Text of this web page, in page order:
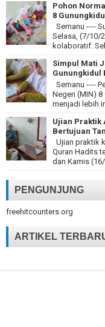
Pohon
8
Semanu ----
Selasa, (7/10/
kolaboratif.
Simpul Mati
Gunungkidul
Semanu ----
Negeri (MIN)
menjadi lebih
Ujian Praktik
Bertujuan
Ujian praktik
Quran Hadits
dan Kamis
PENGUNJUNG
freehitcounters.org
ARTIKEL